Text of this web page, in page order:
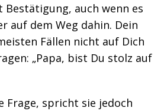
Bestätigung, auch wenn es
auf dem Weg dahin. Dein
Fällen nicht auf Dich
„Papa, bist Du stolz auf
Frage, spricht sie jedoch